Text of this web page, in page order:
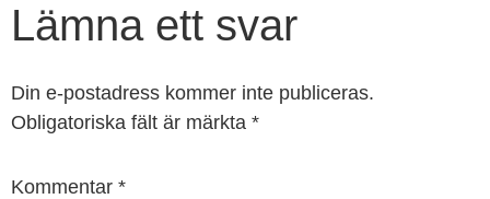
Lämna ett svar
Din e-postadress kommer inte publiceras.
Obligatoriska fält är märkta *
Kommentar *